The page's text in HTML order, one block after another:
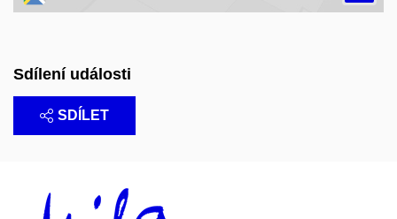
Sdílení události
SDÍLET